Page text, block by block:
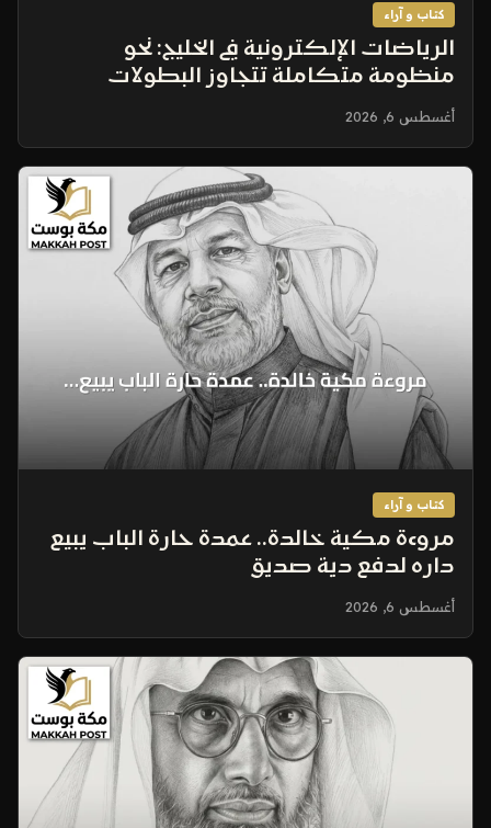
كتاب و آراء
الرياضات الإلكترونية في الخليج: نحو
منظومة متكاملة تتجاوز البطولات
الكبرى
أغسطس 6, 2026
كتاب و آراء
مروءة مكية خالدة.. عمدة حارة الباب يبيع
داره لدفع دية صديق
أغسطس 6, 2026